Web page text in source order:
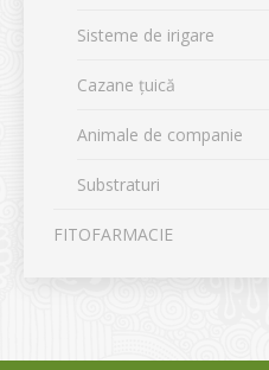
Sisteme de irigare
Cazane țuică
Animale de companie
Substraturi
FITOFARMACIE